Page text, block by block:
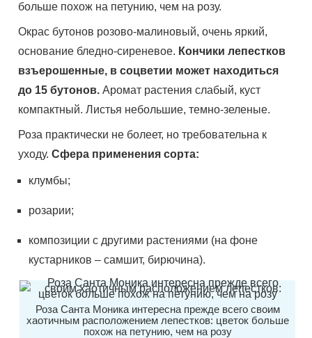
больше похож на петунию, чем на розу.
Окрас бутонов розово-малиновый, очень яркий,
основание бледно-сиреневое. Кончики лепестков
взъерошенные, в соцветии может находиться
до 15 бутонов. Аромат растения слабый, куст
компактный. Листья небольшие, темно-зеленые.
Роза практически не болеет, но требовательна к
уходу.Сфера применения сорта:
клумбы;
розарии;
композиции с другими растениями (на фоне
кустарников – самшит, бирючина).
Роза Санта Моника интересна прежде всего своим
хаотичным расположением лепестков: цветок больше
похож на петунию, чем на розу